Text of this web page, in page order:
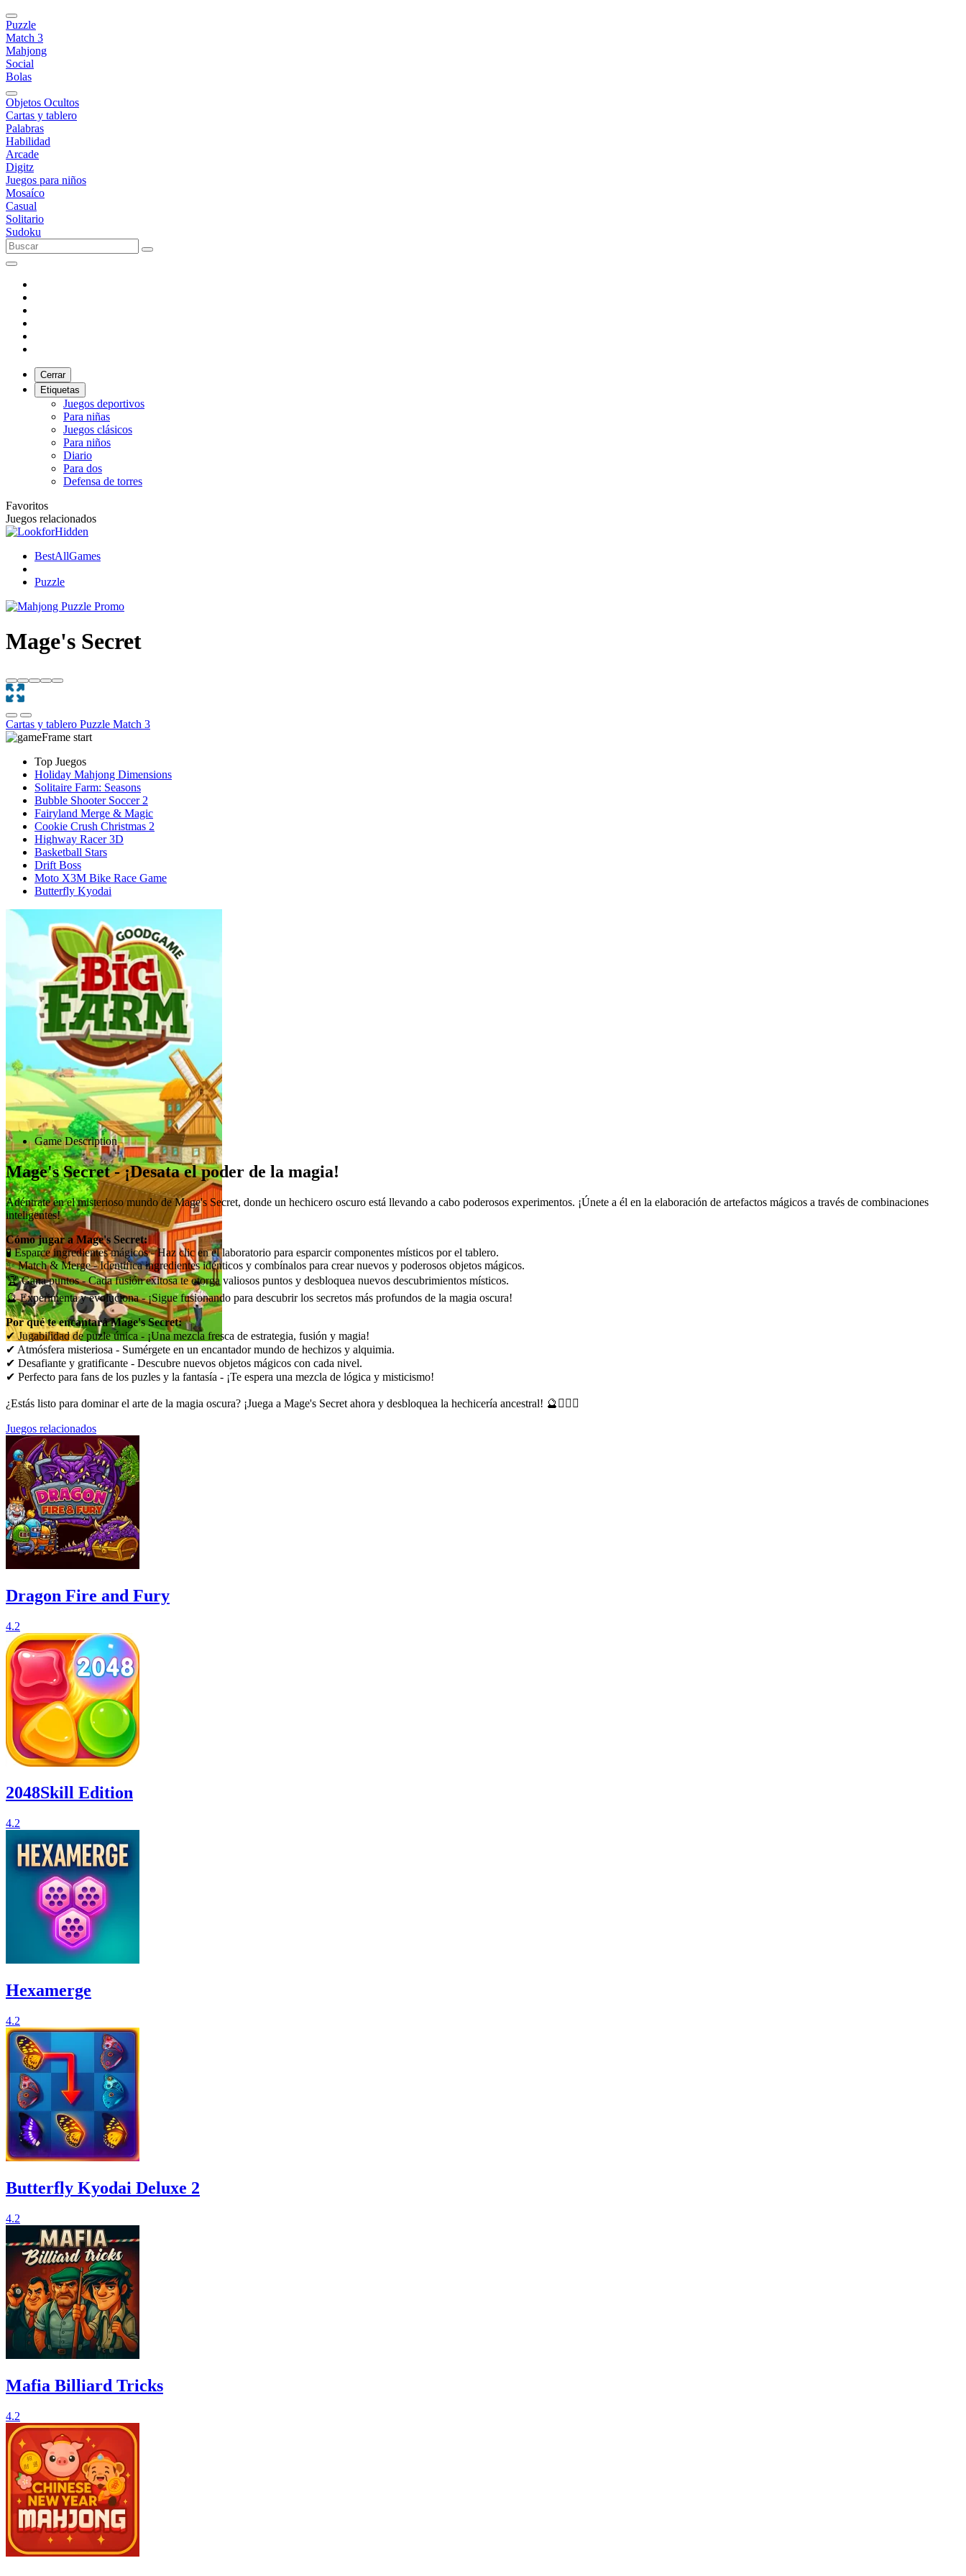
Puzzle
Match 3
Mahjong
Social
Bolas
Objetos Ocultos
Cartas y tablero
Palabras
Habilidad
Arcade
Digitz
Juegos para niños
Mosaíco
Casual
Solitario
Sudoku
Cerrar
Etiquetas
Juegos deportivos
Para niñas
Juegos clásicos
Para niños
Diario
Para dos
Defensa de torres
Favoritos
Juegos relacionados
BestAllGames
Puzzle
Mage's Secret
Cartas y tablero Puzzle Match 3
Top Juegos
Holiday Mahjong Dimensions
Solitaire Farm: Seasons
Bubble Shooter Soccer 2
Fairyland Merge & Magic
Cookie Crush Christmas 2
Highway Racer 3D
Basketball Stars
Drift Boss
Moto X3M Bike Race Game
Butterfly Kyodai
Advertisement
Game Description
Mage's Secret - ¡Desata el poder de la magia!
Adéntrate en el misterioso mundo de Mage's Secret, donde un hechicero oscuro está llevando a cabo poderosos experimentos. ¡Únete a él en la elaboración de artefactos mágicos a través de combinaciones
inteligentes!
Cómo jugar a Mage's Secret:
🧪 Esparce ingredientes mágicos - Haz clic en el laboratorio para esparcir componentes místicos por el tablero.
✨ Match & Merge - Identifica ingredientes idénticos y combínalos para crear nuevos y poderosos objetos mágicos.
🏆 Gana puntos - Cada fusión exitosa te otorga valiosos puntos y desbloquea nuevos descubrimientos místicos.
🔮 Experimenta y evoluciona - ¡Sigue fusionando para descubrir los secretos más profundos de la magia oscura!
Por qué te encantará Mage's Secret:
✔ Jugabilidad de puzle única - ¡Una mezcla fresca de estrategia, fusión y magia!
✔ Atmósfera misteriosa - Sumérgete en un encantador mundo de hechizos y alquimia.
✔ Desafiante y gratificante - Descubre nuevos objetos mágicos con cada nivel.
✔ Perfecto para fans de los puzles y la fantasía - ¡Te espera una mezcla de lógica y misticismo!
¿Estás listo para dominar el arte de la magia oscura? ¡Juega a Mage's Secret ahora y desbloquea la hechicería ancestral! 🔮🧙‍♂️✨
Juegos relacionados
Dragon Fire and Fury
4.2
2048Skill Edition
4.2
Hexamerge
4.2
Butterfly Kyodai Deluxe 2
4.2
Mafia Billiard Tricks
4.2